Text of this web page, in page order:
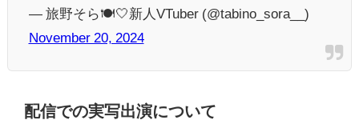
— 旅野そら🍽️‎🤍新人VTuber (@tabino_sora__)
November 20, 2024
配信での実写出演について